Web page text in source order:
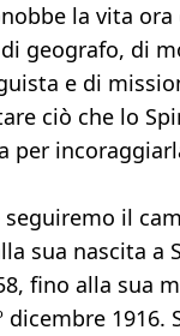
la vita
geografo, di
e di
ciò che lo
per
il
sua nascita a
fino alla sua
dicembre 1916.